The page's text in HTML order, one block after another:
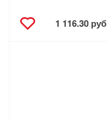
1 116.30 руб